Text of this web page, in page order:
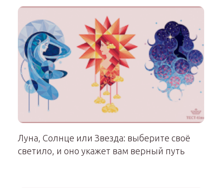
Луна, Солнце или Звезда: выберите своё
светило, и оно укажет вам верный путь